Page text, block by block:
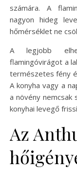
számára. A
nagyon hideg
hőmérséklet ne
A legjobb
flamingóvirágot a
természetes fény
A konyha vagy a
a növény nemcsak
konyhai levegő
Az